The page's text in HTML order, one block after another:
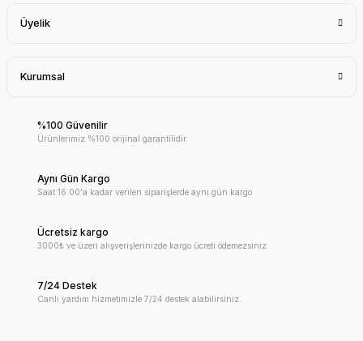
Üyelik
Kurumsal
%100 Güvenilir
Ürünlerimiz %100 orijinal garantilidir.
Aynı Gün Kargo
Saat 16:00'a kadar verilen siparişlerde aynı gün kargo
Ücretsiz kargo
3000₺ ve üzeri alışverişlerinizde kargo ücreti ödemezsiniz.
7/24 Destek
Canlı yardım hizmetimizle 7/24 destek alabilirsiniz.